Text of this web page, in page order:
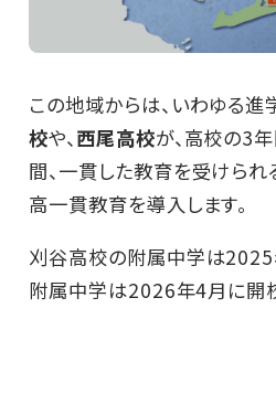
この地域からは、いわゆる
校や、西尾高校が、高校の3
間、一貫した教育を受けら
高一貫教育を導入します。
刈谷高校の附属中学は2025
附属中学は2026年4月に開校